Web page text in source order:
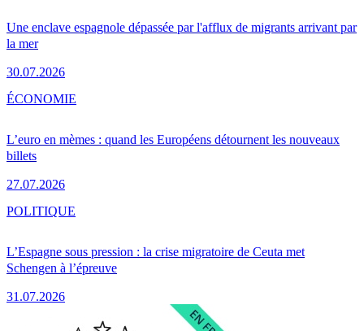
Une enclave espagnole dépassée par l'afflux de migrants arrivant par
la mer
30.07.2026
L’euro en mèmes : quand les Européens détournent les nouveaux
billets
27.07.2026
ÉCONOMIE
L’Espagne sous pression : la crise migratoire de Ceuta met
Schengen à l’épreuve
31.07.2026
POLITIQUE